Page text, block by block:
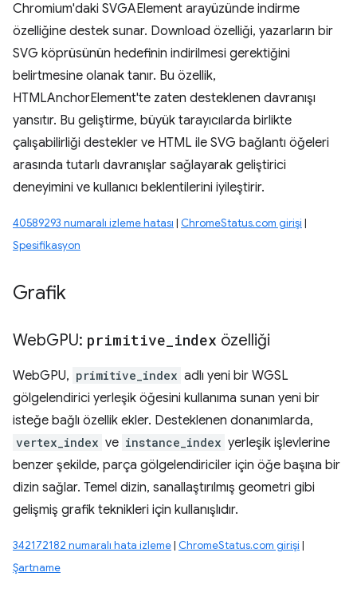
Chromium'daki SVGAElement arayüzünde indirme
özelliğine destek sunar. Download özelliği, yazarların bir
SVG köprüsünün hedefinin indirilmesi gerektiğini
belirtmesine olanak tanır. Bu özellik,
HTMLAnchorElement'te zaten desteklenen davranışı
yansıtır. Bu geliştirme, büyük tarayıcılarda birlikte
çalışabilirliği destekler ve HTML ile SVG bağlantı öğeleri
arasında tutarlı davranışlar sağlayarak geliştirici
deneyimini ve kullanıcı beklentilerini iyileştirir.
40589293 numaralı izleme hatası | ChromeStatus.com girişi |
Spesifikasyon
Grafik
WebGPU: primitive index özelliği
WebGPU, primitive_index adlı yeni bir WGSL
gölgelendirici yerleşik öğesini kullanıma sunan yeni bir
isteğe bağlı özellik ekler. Desteklenen donanımlarda,
vertex_index ve instance_index yerleşik işlevlerine
benzer şekilde, parça gölgelendiriciler için öğe başına bir
dizin sağlar. Temel dizin, sanallaştırılmış geometri gibi
gelişmiş grafik teknikleri için kullanışlıdır.
342172182 numaralı hata izleme| ChromeStatus.com girişi |
Şartname